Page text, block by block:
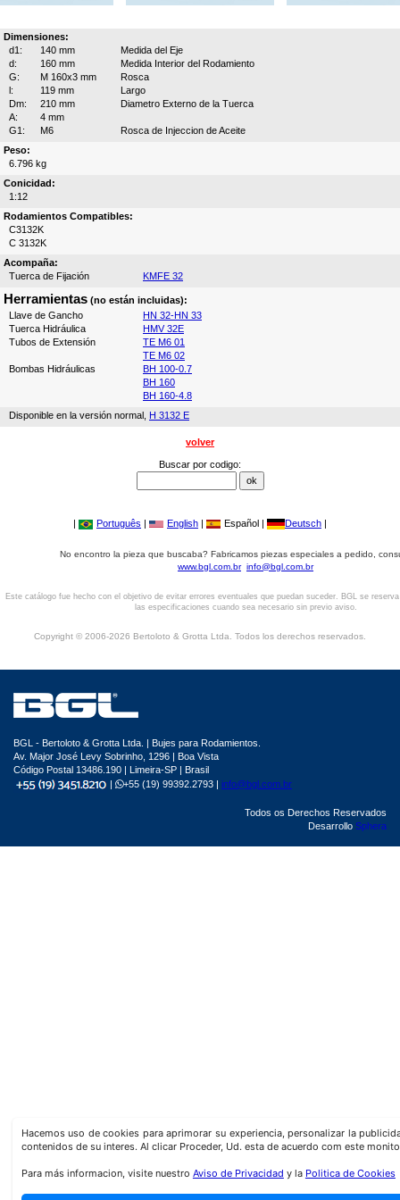
Dimensiones:
d1:
140 mm
Medida del Eje
d:
160 mm
Medida Interior del Rodamiento
G:
M 160x3 mm
Rosca
l:
119 mm
Largo
Dm:
210 mm
Diametro Externo de la Tuerca
A:
4 mm
G1:
M6
Rosca de Injeccion de Aceite
Peso:
6.796 kg
Conicidad:
1:12
Rodamientos Compatibles:
C3132K
C 3132K
Acompaña:
Tuerca de Fijación
KMFE 32
Herramientas (no están incluidas):
Llave de Gancho
HN 32-HN 33
Tuerca Hidráulica
HMV 32E
Tubos de Extensión
TE M6 01
TE M6 02
Bombas Hidráulicas
BH 100-0.7
BH 160
BH 160-4.8
Disponible en la versión normal, H 3132 E
volver
Buscar por codigo:
| Português | English | Español | Deutsch |
No encontro la pieza que buscaba? Fabricamos piezas especiales a pedido,
www.bgl.com.br info@bgl.com.br
Este catálogo fue hecho con el objetivo de evitar errores eventuales que puedan suceder. BGL se
las especificaciones cuando sea necesario sin previo aviso.
Copyright © 2006-2026 Bertoloto & Grotta Ltda. Todos los derechos reservados.
Hacemos uso de cookies para aprimorar su experiencia, personalizar la
contenidos de su interes. Al clicar Proceder, Ud. esta de acuerdo com este
Para más informacion, visite nuestro Aviso de Privacidad y la Politica de Cookies
BGL - Bertoloto & Grotta Ltda. | Bujes para Rodamientos.
Av. Major José Levy Sobrinho, 1296 | Boa Vista
Código Postal 13486.190 | Limeira-SP | Brasil
|
+55 (19) 99392.2793 | info@bgl.com.br
Todos os Derechos Reservados
Desarrollo Sphera